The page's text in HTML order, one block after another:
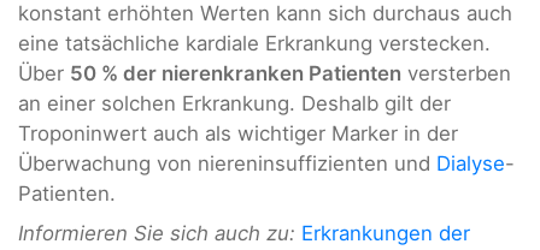
konstant erhöhten Werten kann sich durchaus auch
eine tatsächliche kardiale Erkrankung verstecken.
Über 50 % der nierenkranken Patienten versterben
an einer solchen Erkrankung. Deshalb gilt der
Troponinwert auch als wichtiger Marker in der
Überwachung von niereninsuffizienten und Dialyse-
Patienten.
Informieren Sie sich auch zu: Erkrankungen der